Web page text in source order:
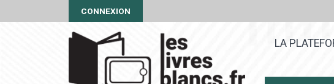
CONNEXION
LA